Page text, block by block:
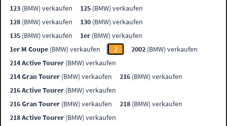
123 (BMW) verkaufen 125 (BMW) verkaufen
128 (BMW) verkaufen 130 (BMW) verkaufen
135 (BMW) verkaufen 1er (BMW) verkaufen
1er M Coupe (BMW) verkaufen 2 2002 (BMW) verkaufen
214 Active Tourer (BMW) verkaufen
214 Gran Tourer (BMW) verkaufen 216 (BMW) verkaufen
216 Active Tourer (BMW) verkaufen
216 Gran Tourer (BMW) verkaufen 218 (BMW) verkaufen
218 Active Tourer (BMW) verkaufen